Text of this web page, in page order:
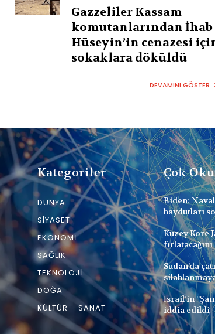
Gazzeliler Kassam
komutanlarından İhab
Hüseyin’in cenazesi
sokaklara döküldü
DEVAMINI GÖSTER
Kategoriler
DÜNYA
SIYASET
EKONOMI
SAĞLIK
TEKNOLOJI
DOĞA
KÜLTÜR – SANAT
Çok
Biden:
haydutları
Kuzey Kore
Sudan’da
İsrail’in
iddia edildi